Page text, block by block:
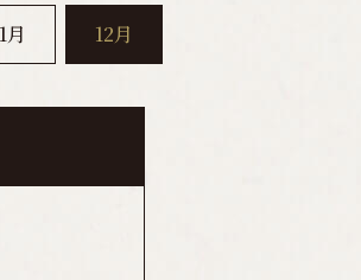
月 12月